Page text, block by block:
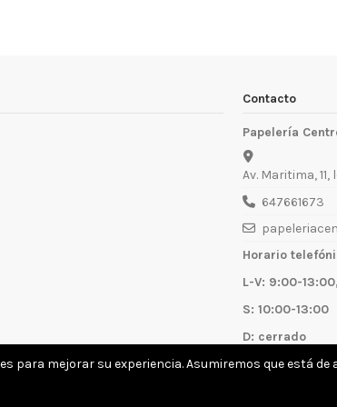
Contacto
Papelería
Av. Maritima,
647661673
Horario
L-V: 9:00-
S: 10:00-13:00
D: cerrado
para mejorar su experiencia. Asumiremos que está